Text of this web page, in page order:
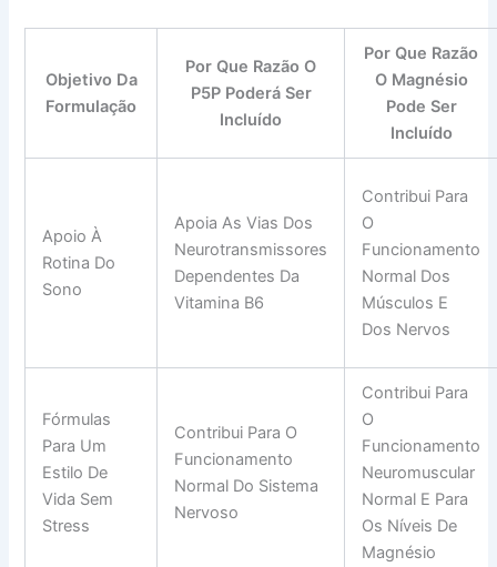
Objetivo Da
Formulação
Por Que Razão O
P5P Poderá Ser
Incluído
Por Que Razão
O Magnésio
Pode Ser
Incluído
Apoio À
Rotina Do
Sono
Apoia As Vias Dos
Neurotransmissores
Dependentes Da
Vitamina B6
Contribui Para
O
Funcionamento
Normal Dos
Músculos E
Dos Nervos
Fórmulas
Para Um
Estilo De
Vida Sem
Stress
Contribui Para O
Funcionamento
Normal Do Sistema
Nervoso
Contribui Para
O
Funcionamento
Neuromuscular
Normal E Para
Os Níveis De
Magnésio